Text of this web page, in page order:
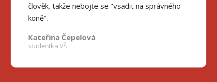
člověk, takže nebojte se "vsadit na správného
koně".
Kateřina Čepelová
studentka VŠ